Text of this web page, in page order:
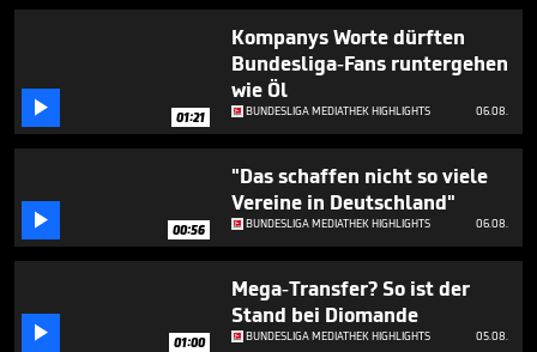
 01:21
Kompanys Worte dürften
Bundesliga-Fans runtergehen
wie Öl
BUNDESLIGA MEDIATHEK HIGHLIGHTS 06.08.
 00:56
"Das schaffen nicht so viele
Vereine in Deutschland"
BUNDESLIGA MEDIATHEK HIGHLIGHTS 06.08.
 01:00
Mega-Transfer? So ist der
Stand bei Diomande
BUNDESLIGA MEDIATHEK HIGHLIGHTS 05.08.